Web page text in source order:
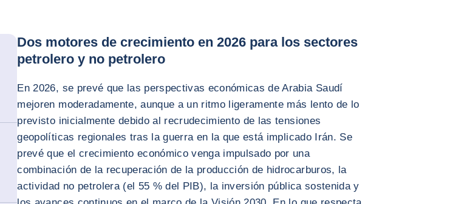
Dos motores de crecimiento en 2026 para los sectores
petrolero y no petrolero
En 2026, se prevé que las perspectivas económicas de Arabia Saudí
mejoren moderadamente, aunque a un ritmo ligeramente más lento de lo
previsto inicialmente debido al recrudecimiento de las tensiones
geopolíticas regionales tras la guerra en la que está implicado Irán. Se
prevé que el crecimiento económico venga impulsado por una
combinación de la recuperación de la producción de hidrocarburos, la
actividad no petrolera (el 55 % del PIB), la inversión pública sostenida y